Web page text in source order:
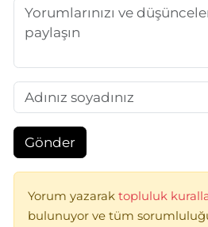
Gönder
Yorum yazarak topluluk
bulunuyor ve tüm